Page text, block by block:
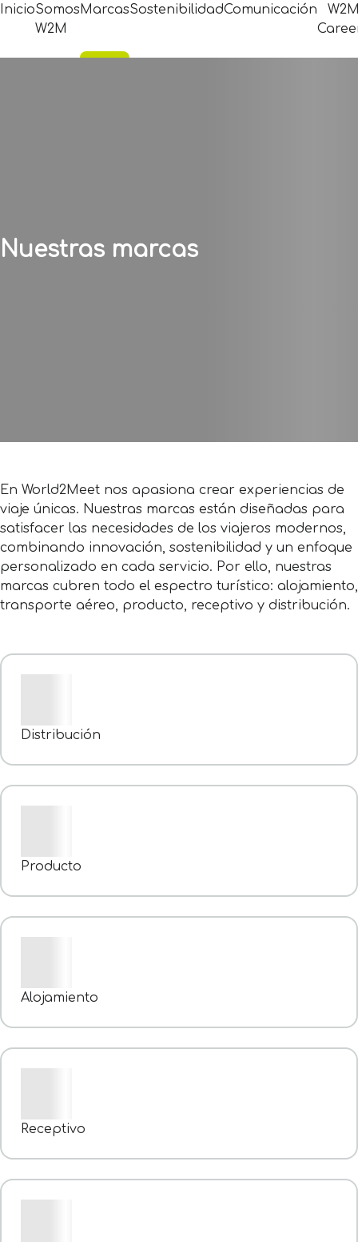
InicioSomos
W2M
MarcasSostenibilidadComunicación
Nuestras marcas
En World2Meet nos apasiona crear experiencias de
viaje únicas. Nuestras marcas están diseñadas para
satisfacer las necesidades de los viajeros modernos,
combinando innovación, sostenibilidad y un enfoque
personalizado en cada servicio. Por ello, nuestras
marcas cubren todo el espectro turístico: alojamiento,
transporte aéreo, producto, receptivo y distribución.
Distribución
Producto
Alojamiento
Receptivo